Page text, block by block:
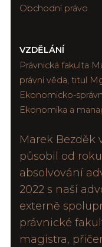
Obchodní právo
VZDĚLÁNÍ
Právnická fakulta
právní věda, titul
Ekonomicko-
Ekonomika a
Marek Bezděk
působil od
absolvování
2022 s naší
externě
právnické
magistra,